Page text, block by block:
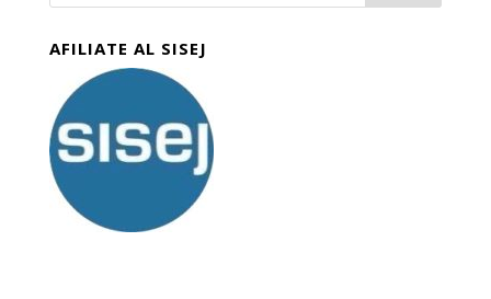
AFILIATE AL SISEJ